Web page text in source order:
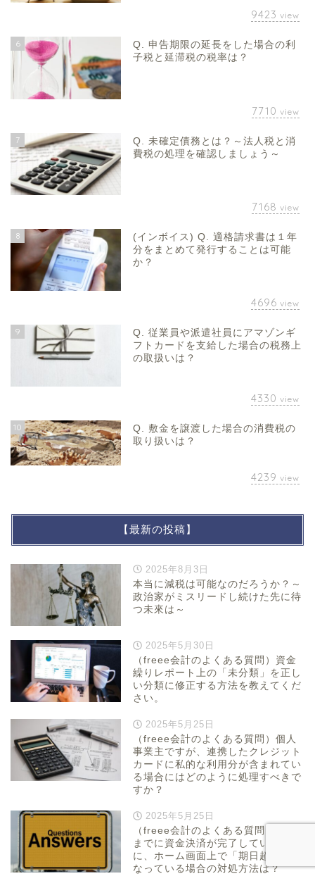
9423 view
6
Q. 申告期限の延長をした場合の利
子税と延滞税の税率は？
7710 view
7
Q. 未確定債務とは？～法人税と消
費税の処理を確認しましょう～
7168 view
8
(インボイス) Q. 適格請求書は１年
分をまとめて発行することは可能
か？
4696 view
9
Q. 従業員や派遣社員にアマゾンギ
フトカードを支給した場合の税務上
の取扱いは？
4330 view
10
Q. 敷金を譲渡した場合の消費税の
取り扱いは？
4239 view
【最新の投稿】
2025年8月3日
本当に減税は可能なのだろうか？～
政治家がミスリードし続けた先に待
つ未來は～
2025年5月30日
（freee会計のよくある質問）資金
繰りレポート上の「未分類」を正し
い分類に修正する方法を教えてくだ
さい。
2025年5月25日
（freee会計のよくある質問）個人
事業主ですが、連携したクレジット
カードに私的な利用分が含まれてい
る場合にはどのように処理すべきで
すか？
2025年5月25日
（freee会計のよくある質問）期日
までに資金決済が完了しているの
に、ホーム画面上で「期日超過」と
なっている場合の対処方法は？